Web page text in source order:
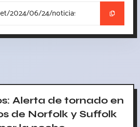
Alerta de tornado en
de Norfolk y Suffolk